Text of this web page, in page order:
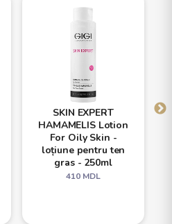
SKIN EXPERT
HAMAMELIS Lotion
For Oily Skin -
loțiune pentru ten
gras - 250ml
410 MDL